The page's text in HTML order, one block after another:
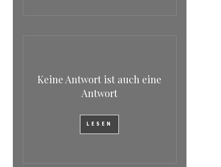
Keine Antwort ist auch eine
Antwort
LESEN